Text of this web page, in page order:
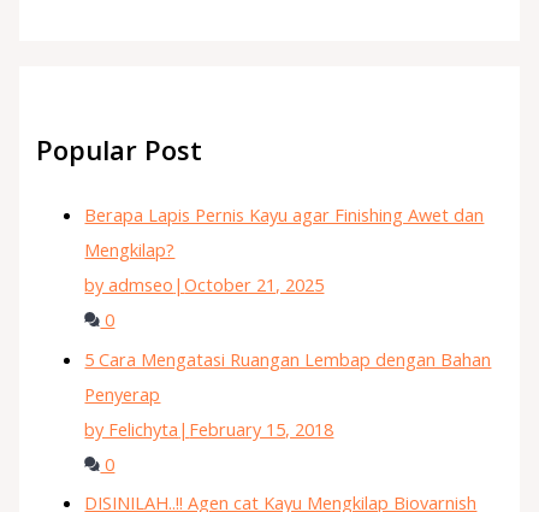
Popular Post
Berapa Lapis Pernis Kayu agar Finishing Awet dan
Mengkilap?
by admseo |October 21, 2025
0
5 Cara Mengatasi Ruangan Lembap dengan Bahan
Penyerap
by Felichyta | February 15, 2018
0
DISINILAH..!! Agen cat Kayu Mengkilap Biovarnish